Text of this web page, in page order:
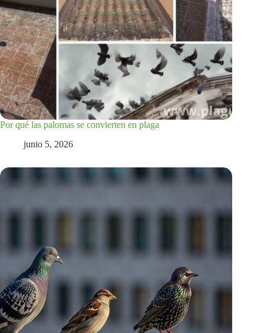
Por qué las palomas se convierten en plaga
junio 5, 2026